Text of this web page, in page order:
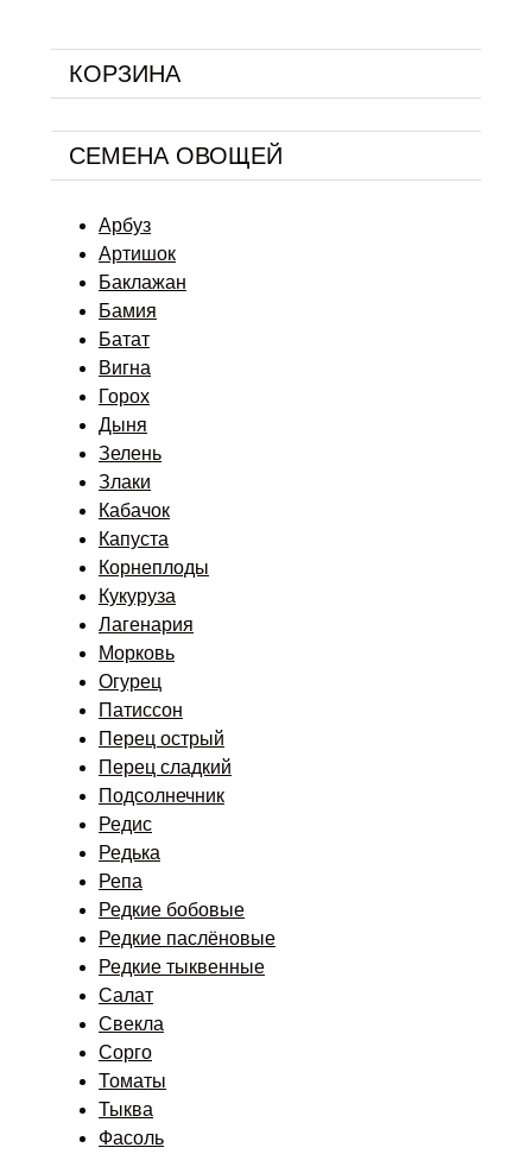
КОРЗИНА
СЕМЕНА ОВОЩЕЙ
Арбуз
Артишок
Баклажан
Бамия
Батат
Вигна
Горох
Дыня
Зелень
Злаки
Кабачок
Капуста
Корнеплоды
Кукуруза
Лагенария
Морковь
Огурец
Патиссон
Перец острый
Перец сладкий
Подсолнечник
Редис
Редька
Репа
Редкие бобовые
Редкие паслёновые
Редкие тыквенные
Салат
Свекла
Сорго
Томаты
Тыква
Фасоль